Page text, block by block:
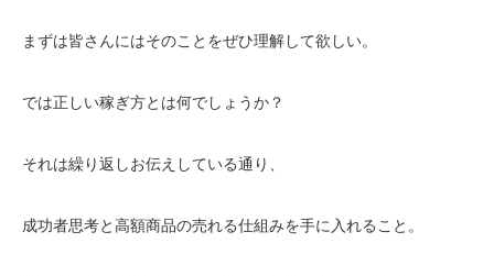
まずは皆さんにはそのことをぜひ理解して欲しい。
では正しい稼ぎ方とは何でしょうか？
それは繰り返しお伝えしている通り、
成功者思考と高額商品の売れる仕組みを手に入れること。